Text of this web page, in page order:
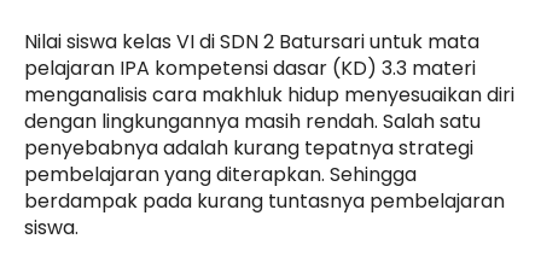
Nilai siswa kelas VI di SDN 2 Batursari untuk mata
pelajaran IPA kompetensi dasar (KD) 3.3 materi
menganalisis cara makhluk hidup menyesuaikan diri
dengan lingkungannya masih rendah. Salah satu
penyebabnya adalah kurang tepatnya strategi
pembelajaran yang diterapkan. Sehingga
berdampak pada kurang tuntasnya pembelajaran
siswa.